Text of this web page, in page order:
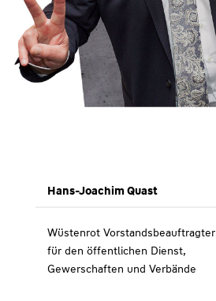
Hans-Joachim Quast
Wüstenrot Vorstandsbeauftragter
für den öffentlichen Dienst,
Gewerschaften und Verbände